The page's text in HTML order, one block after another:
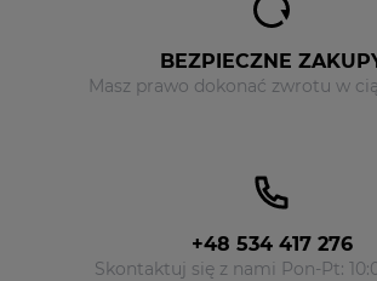
BEZPIECZNE
Masz prawo dokonać zwrotu w
+48 534 417 276
Skontaktuj się z nami Pon-Pt: